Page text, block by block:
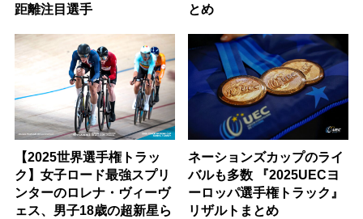
距離注目選手
とめ
【2025世界選手権トラッ
ク】女子ロード最強スプリ
ンターのロレナ・ヴィーヴ
ェス、男子18歳の超新星ら
ネーションズカップのライ
バルも多数 『2025UECヨ
ーロッパ選手権トラック』
リザルトまとめ